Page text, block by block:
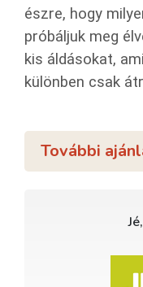
észre, hogy
próbáljuk meg
kis áldásokat,
különben csak
További